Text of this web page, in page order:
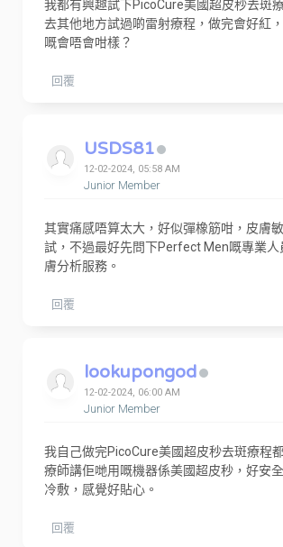
我都有興趣試下PicoCure美國超皮秒去斑
去其他地方試過啲雷射療程，做完會好紅
嘅會唔會咁樣？
回覆
USDS81
12-02-2024, 05:58 AM
Junior Member
其實痛感唔算太大，好似彈橡筋咁，皮膚
試，不過最好先問下Perfect Men嘅專業人
膚分析服務。
回覆
lookupongod
12-02-2024, 06:00 AM
Junior Member
我自己做完PicoCure美國超皮秒去斑療程
療師講佢哋用嘅機器係美國超皮秒，好安
冷敷，感覺好貼心。
回覆